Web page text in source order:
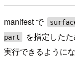
manifest で
part
を指定した
実行できるように